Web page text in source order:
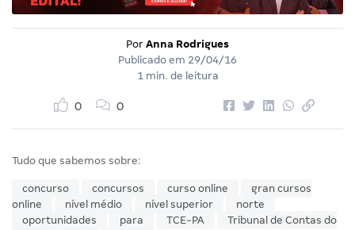
Por Anna Rodrigues
Publicado em 29/04/16
1 min. de leitura
0 0
Tudo que sabemos sobre:
concurso concursos curso online
gran cursos
online
nível médio nível superior
norte
oportunidades
para TCE-PA
Tribunal de Contas do